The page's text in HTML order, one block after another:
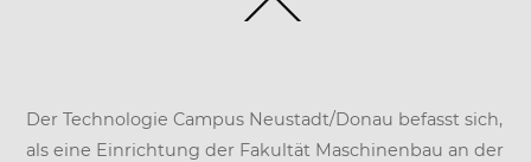
To
Der Technologie Campus Neustadt/Donau befasst sich,
als eine Einrichtung der Fakultät Maschinenbau an der